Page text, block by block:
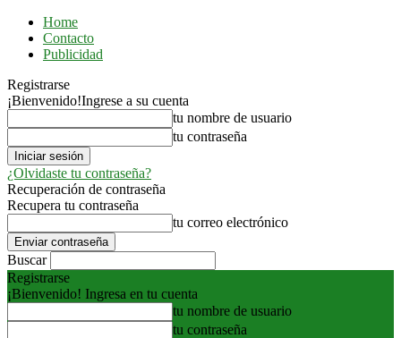
Home
Contacto
Publicidad
Registrarse
¡Bienvenido!Ingrese a su cuenta
tu nombre de usuario
tu contraseña
¿Olvidaste tu contraseña?
Recuperación de contraseña
Recupera tu contraseña
tu correo electrónico
Buscar
Registrarse
¡Bienvenido! Ingresa en tu cuenta
tu nombre de usuario
tu contraseña